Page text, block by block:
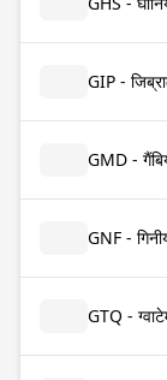
GIP -
GMD -
GNF -
GTQ -